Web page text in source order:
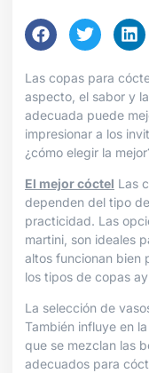
Las copas para
aspecto, el sabor y
adecuada puede
impresionar a los
¿cómo elegir la
El mejor cóctel Las
dependen del tipo
practicidad. Las
martini, son ideales
altos funcionan bien
los tipos de copas
La selección de
También influye en
que se mezclan las
adecuados para